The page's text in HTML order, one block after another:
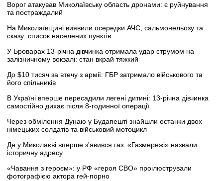
Ворог атакував Миколаївську область дронами: є руйнування
та постраждалий
На Миколаївщині виявили осередки АЧС, сальмонельозу та
сказу: список населених пунктів
У Броварах 13-річна дівчинка отримала удар струмом на
залізничному вокзалі: стан вкрай тяжкий
До $10 тисяч за втечу з армії: ГБР затримало військового та
його спільників
В Україні вперше пересадили легені дитині: 13-річна дівчинка
самостійно дихає після 8-годинної операції
Через обмілення Дунаю у Будапешті знайшли останки двох
німецьких солдатів та військовий мотоцикл
Де у Миколаєві вперше з'явився газ: «Газмережі» назвали
історичну адресу
«Чавання з героєм»: у РФ «героя СВО» проілюстрували
фотографією актора гей-порно